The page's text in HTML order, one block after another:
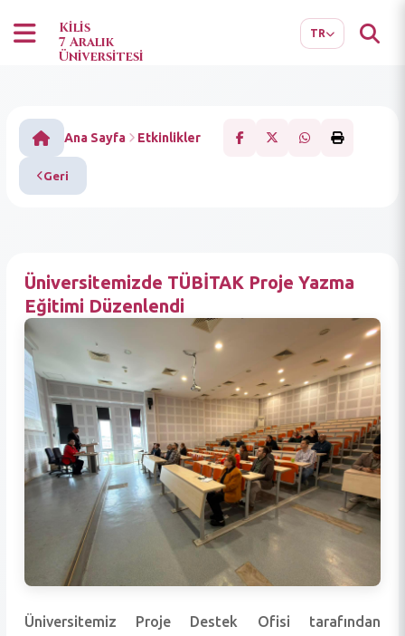
Kilis
7 Aralık
Üniversitesi
TR
Ana Sayfa Etkinlikler
Geri
Üniversitemizde TÜBİTAK Proje Yazma
Eğitimi Düzenlendi
Üniversitemiz Proje Destek Ofisi tarafından